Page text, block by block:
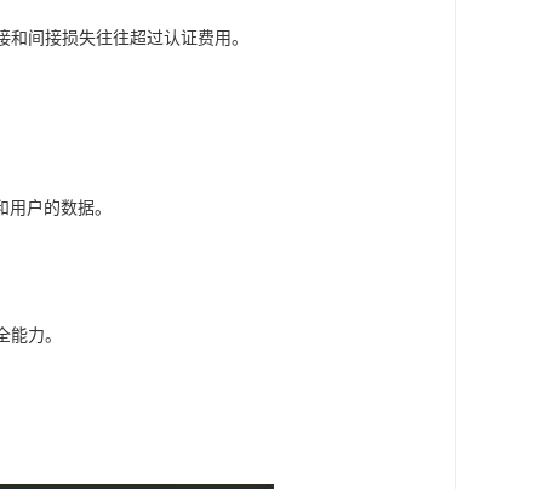
间接损失往往超过认证费用。
户的数据。
力。